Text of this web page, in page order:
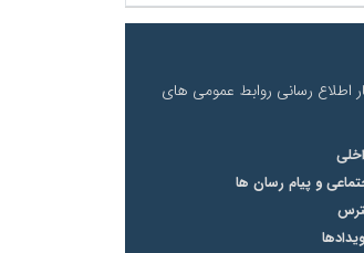
اطلاع رسانی روابط عمومی های
و پیام رسان ها